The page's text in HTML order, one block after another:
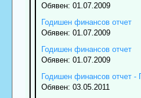
Обявен: 01.07.2009
Годишен финансов отчет
Обявен: 01.07.2009
Годишен финансов отчет
Обявен: 01.07.2009
Годишен финансов отчет -
Обявен: 03.05.2011